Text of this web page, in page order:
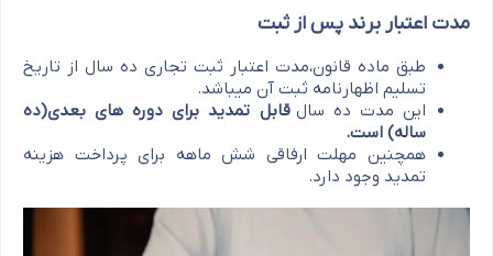
مدت اعتبار برند پس از ثبت
طبق ماده قانون،مدت اعتبار ثبت تجاری ده سال از تاریخ
تسلیم اظهارنامه ثبت آن میباشد.
این مدت ده سالقابل تمدید برای دوره های بعدی(ده
ساله) است.
همچنین مهلت ارفاقی شش ماهه برای پرداخت هزینه
تمدید وجود دارد.